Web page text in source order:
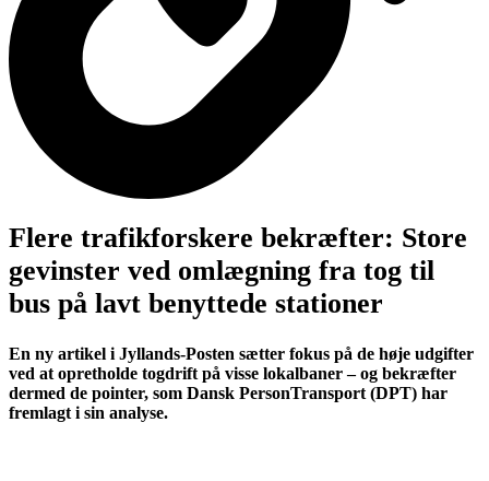
Flere trafikforskere bekræfter: Store
gevinster ved omlægning fra tog til
bus på lavt benyttede stationer
En ny artikel i Jyllands-Posten sætter fokus på de høje udgifter
ved at opretholde togdrift på visse lokalbaner – og bekræfter
dermed de pointer, som Dansk PersonTransport (DPT) har
fremlagt i sin analyse.